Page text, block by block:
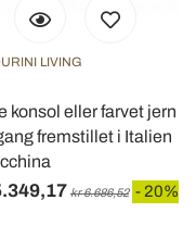
LIVING
konsol eller farvet jern
fremstillet i Italien
kr 6.686,52 - 20%